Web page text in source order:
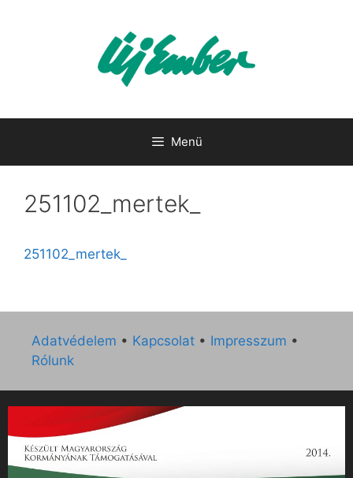
Menü
251102_mertek_
251102_mertek_
Adatvédelem • Kapcsolat • Impresszum •
Rólunk